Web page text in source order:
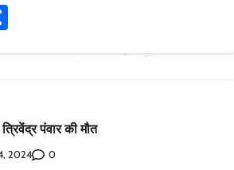
पंवार की मौत
2024 0